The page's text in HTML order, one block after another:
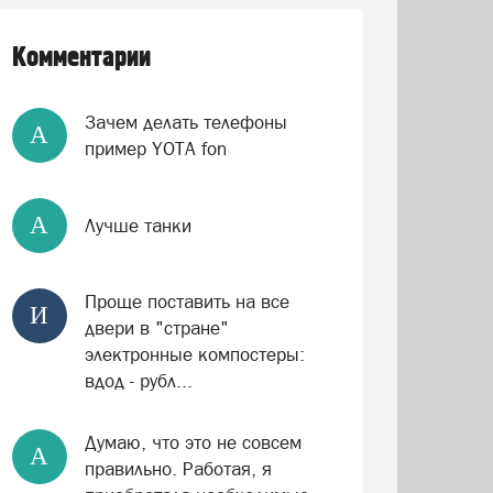
Комментарии
А
Зачем делать телефоны
пример YOTA fon
А Лучше танки
И
Проще поставить на все
двери в "стране"
электронные компостеры:
вдод - рубл...
А
Думаю, что это не совсем
правильно. Работая, я